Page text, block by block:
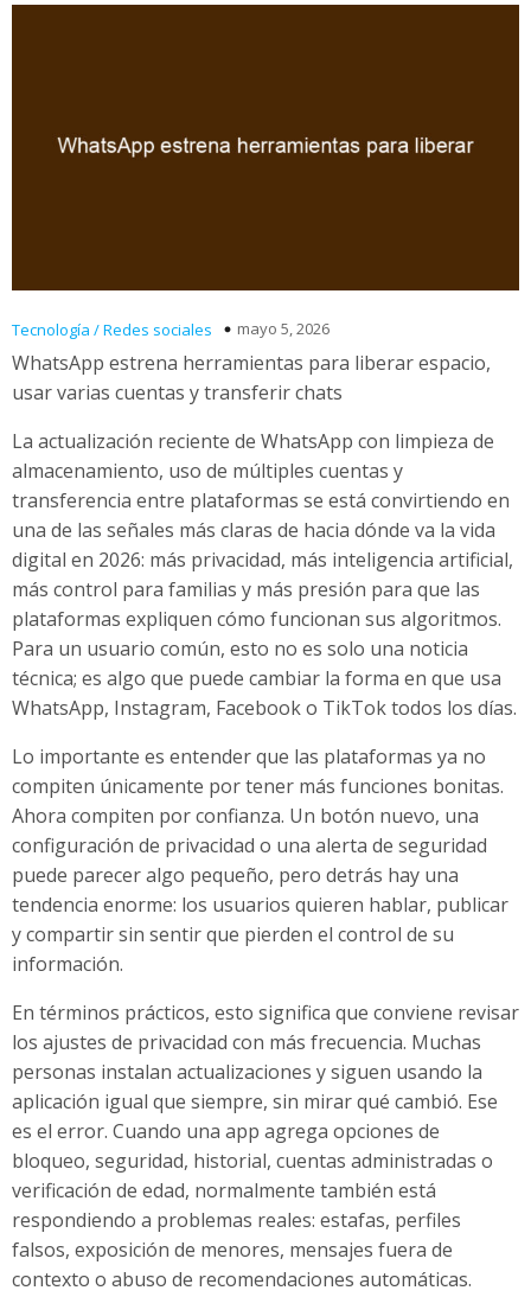
Tecnología / Redes sociales mayo 5, 2026
WhatsApp estrena herramientas para liberar espacio,
usar varias cuentas y transferir chats
La actualización reciente de WhatsApp con limpieza de
almacenamiento, uso de múltiples cuentas y
transferencia entre plataformas se está convirtiendo en
una de las señales más claras de hacia dónde va la vida
digital en 2026: más privacidad, más inteligencia artificial,
más control para familias y más presión para que las
plataformas expliquen cómo funcionan sus algoritmos.
Para un usuario común, esto no es solo una noticia
técnica; es algo que puede cambiar la forma en que usa
WhatsApp, Instagram, Facebook o TikTok todos los días.
Lo importante es entender que las plataformas ya no
compiten únicamente por tener más funciones bonitas.
Ahora compiten por confianza. Un botón nuevo, una
configuración de privacidad o una alerta de seguridad
puede parecer algo pequeño, pero detrás hay una
tendencia enorme: los usuarios quieren hablar, publicar
y compartir sin sentir que pierden el control de su
información.
En términos prácticos, esto significa que conviene revisar
los ajustes de privacidad con más frecuencia. Muchas
personas instalan actualizaciones y siguen usando la
aplicación igual que siempre, sin mirar qué cambió. Ese
es el error. Cuando una app agrega opciones de
bloqueo, seguridad, historial, cuentas administradas o
verificación de edad, normalmente también está
respondiendo a problemas reales: estafas, perfiles
falsos, exposición de menores, mensajes fuera de
contexto o abuso de recomendaciones automáticas.